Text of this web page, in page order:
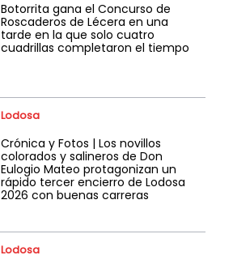
Botorrita gana el Concurso de
Roscaderos de Lécera en una
tarde en la que solo cuatro
cuadrillas completaron el tiempo
Lodosa
Crónica y Fotos | Los novillos
colorados y salineros de Don
Eulogio Mateo protagonizan un
rápido tercer encierro de Lodosa
2026 con buenas carreras
Lodosa